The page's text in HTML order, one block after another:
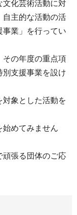
文化芸術活動に対
自主的な活動の活
業」を行ってい
その年度の重点項
別支援事業を設け
象とした活動を
始めてみません
頑張る団体のご応